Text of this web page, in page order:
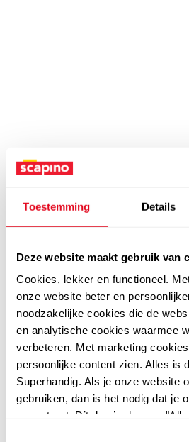
Toestemming Details
Deze website maakt gebruik van
Cookies, lekker en functioneel.
onze website beter en
noodzakelijke cookies die de
en analytische cookies waarmee
verbeteren. Met marketing
persoonlijke content zien. Alles is
Superhandig. Als je onze website
gebruiken, dan is het nodig dat je
accepteert. Dit doe je door op